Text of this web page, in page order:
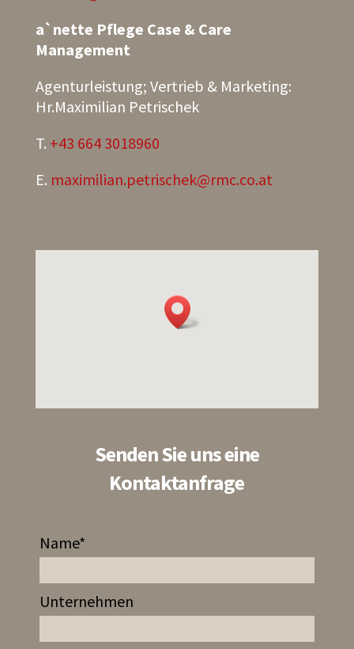
a`nette Pflege Case & Care
Management
Agenturleistung; Vertrieb & Marketing:
Hr.Maximilian Petrischek
T. +43 664 3018960
E. maximilian.petrischek@rmc.co.at
Senden Sie uns eine
Kontaktanfrage
Name*
Unternehmen